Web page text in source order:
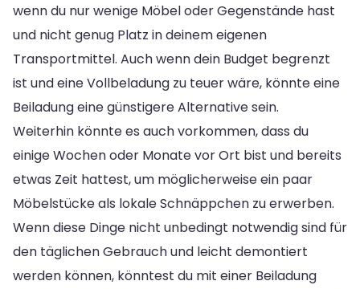
wenn du nur wenige Möbel oder Gegenstände hast
und nicht genug Platz in deinem eigenen
Transportmittel. Auch wenn dein Budget begrenzt
ist und eine Vollbeladung zu teuer wäre, könnte eine
Beiladung eine günstigere Alternative sein.
Weiterhin könnte es auch vorkommen, dass du
einige Wochen oder Monate vor Ort bist und bereits
etwas Zeit hattest, um möglicherweise ein paar
Möbelstücke als lokale Schnäppchen zu erwerben.
Wenn diese Dinge nicht unbedingt notwendig sind für
den täglichen Gebrauch und leicht demontiert
werden können, könntest du mit einer Beiladung